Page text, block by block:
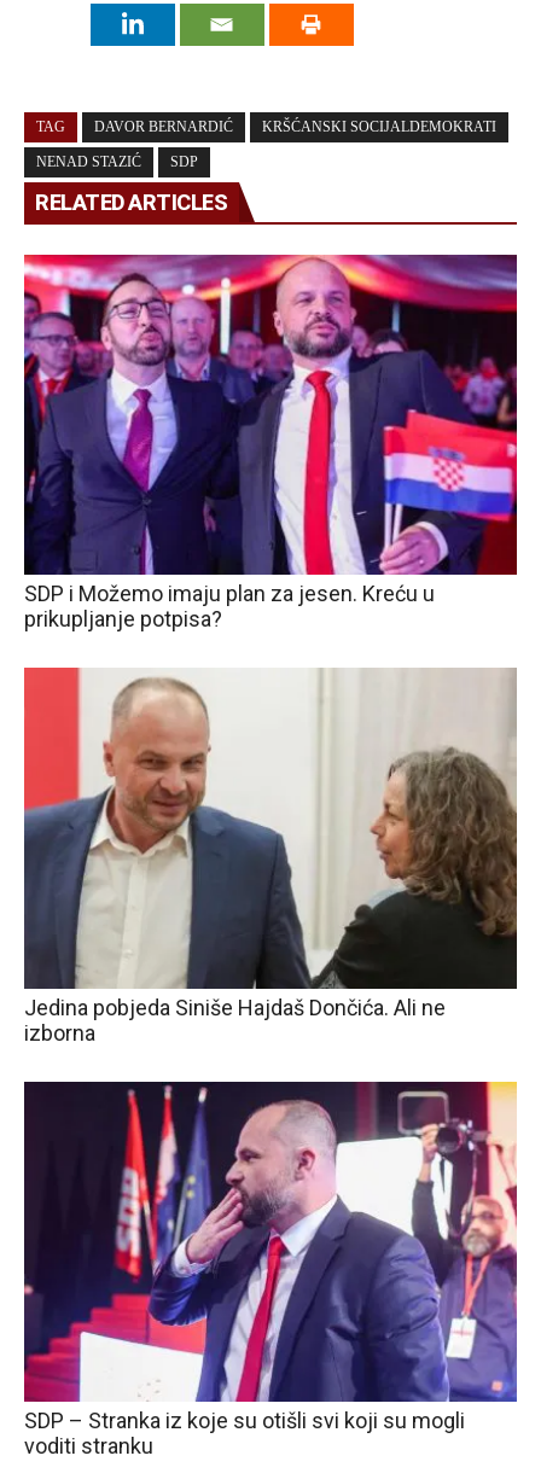
TAG DAVOR BERNARDIĆ KRŠĆANSKI SOCIJALDEMOKRATI
NENAD STAZIĆ SDP
RELATED ARTICLES
SDP i Možemo imaju plan za jesen. Kreću u
prikupljanje potpisa?
Jedina pobjeda Siniše Hajdaš Dončića. Ali ne
izborna
SDP – Stranka iz koje su otišli svi koji su mogli
voditi stranku